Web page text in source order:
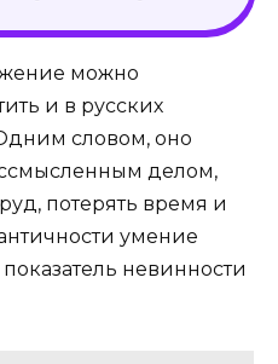
можно
и в русских
словом, оно
делом,
потерять время и
умение
невинности